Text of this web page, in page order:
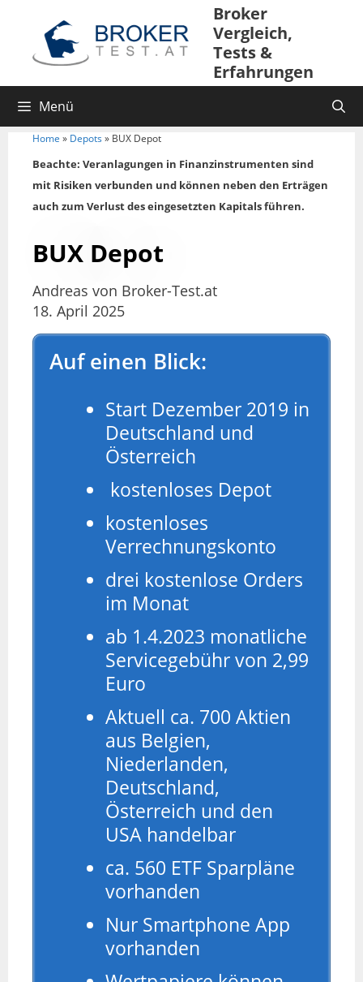
Broker
Vergleich,
Tests &
Erfahrungen
Menü
Home » Depots» BUX Depot
Beachte: Veranlagungen in Finanzinstrumenten sind
mit Risiken verbunden und können neben den Erträgen
auch zum Verlust des eingesetzten Kapitals führen.
BUX Depot
Andreas von Broker-Test.at
18. April 2025
Auf einen Blick:
Start Dezember 2019 in
Deutschland und
Österreich
kostenloses Depot
kostenloses
Verrechnungskonto
drei kostenlose Orders
im Monat
ab 1.4.2023 monatliche
Servicegebühr von 2,99
Euro
Aktuell ca. 700 Aktien
aus Belgien,
Niederlanden,
Deutschland,
Österreich und den
USA handelbar
ca. 560 ETF Sparpläne
vorhanden
Nur Smartphone App
vorhanden